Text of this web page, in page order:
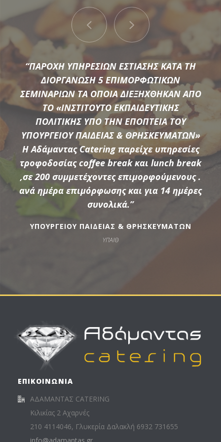
Μια μεγάλη ποικιλία από τις πιο σύγχρονες προτάσεις της
αγοράς συνθέτουν τον εξοπλισμό που διαθέτει η
Αδάμαντας Catering για να υποστηρίξουμε τις ξεχωριστές
ανάγκες κάθε εκδήλωσης.
ΠΕΡΙΣΣΟΤΕΡΑ
“ΠΑΡΟΧΗ ΥΠΗΡΕΣΙΩΝ ΕΣΤΙΑΣΗΣ ΚΑΤΑ ΤΗ
ΔΙΟΡΓΑΝΩΣΗ 5 ΕΠΙΜΟΡΦΩΤΙΚΩΝ
ΣΕΜΙΝΑΡΙΩΝ ΤΑ ΟΠΟΙΑ ΔΙΕΞΗΧΘΗΚΑΝ ΑΠΟ
ΤΟ «ΙΝΣΤΙΤΟΥΤΟ ΕΚΠΑΙΔΕΥΤΙΚΗΣ
ΠΟΛΙΤΙΚΗΣ ΥΠΟ ΤΗΝ ΕΠΟΠΤΕΙΑ ΤΟΥ
ΥΠΟΥΡΓΕΙΟΥ ΠΑΙΔΕΙΑΣ & ΘΡΗΣΚΕΥΜΑΤΩΝ»
Η Αδάμαντας Catering παρείχε υπηρεσίες
τροφοδοσίας coffee break και lunch break
,σε 200 συμμετέχοντες επιμορφούμενους .
ανά ημέρα επιμόρφωσης και για 14 ημέρες
συνολικά.”
ΥΠΟΥΡΓΕΙΟΥ ΠΑΙΔΕΙΑΣ & ΘΡΗΣΚΕΥΜΑΤΩΝ
ΥΠΑΙΘ
ΕΠΙΚΟΙΝΩΝΙΑ
ΑΔΑΜΑΝΤΑΣ CATERING
Κιλικίας 2 Αχαρνές
210 4114046, Γλυκερία Δαλακλή 6932 731655